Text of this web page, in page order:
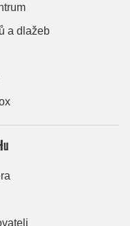
a dlažeb